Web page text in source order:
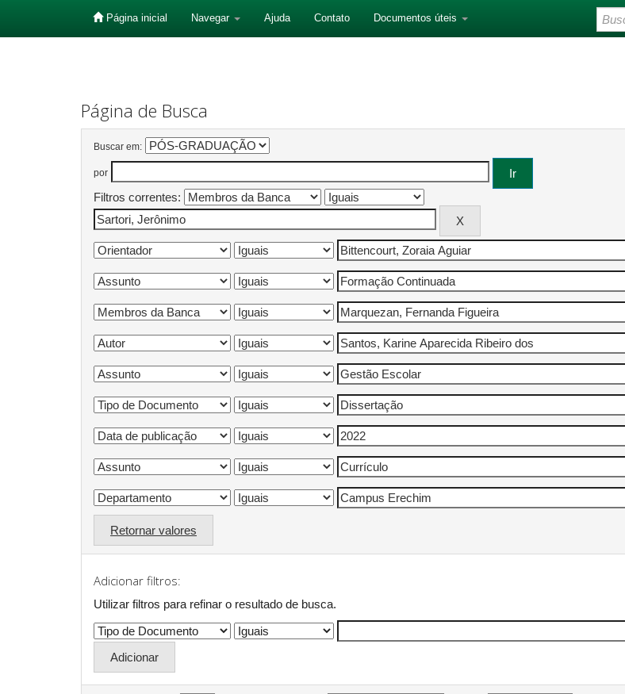
Página inicial Navegar Ajuda Contato Documentos úteis
Página de Busca
Buscar em:
por
Filtros correntes:
Retornar valores
Adicionar filtros:
Utilizar filtros para refinar o resultado de busca.